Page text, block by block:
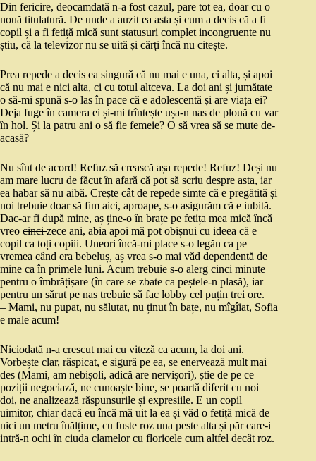
Din fericire, deocamdată n-a fost cazul, pare tot ea, doar cu o
nouă titulatură. De unde a auzit ea asta și cum a decis că a fi
copil și a fi fetiță mică sunt statusuri complet incongruente nu
știu, că la televizor nu se uită și cărți încă nu citește.
Prea repede a decis ea singură că nu mai e una, ci alta, și apoi
că nu mai e nici alta, ci cu totul altceva. La doi ani și jumătate
o să-mi spună s-o las în pace că e adolescentă și are viața ei?
Deja fuge în camera ei și-mi trîntește ușa-n nas de plouă cu var
în hol. Și la patru ani o să fie femeie? O să vrea să se mute de-
acasă?
Nu sînt de acord! Refuz să crească așa repede! Refuz! Deși nu
am mare lucru de făcut în afară că pot să scriu despre asta, iar
ea habar să nu aibă. Crește cât de repede simte că e pregătită și
noi trebuie doar să fim aici, aproape, s-o asigurăm că e iubită.
Dac-ar fi după mine, aș ține-o în brațe pe fetița mea mică încă
vreo cincizece ani, abia apoi mă pot obișnui cu ideea că e
copil ca toți copiii. Uneori încă-mi place s-o legăn ca pe
vremea când era bebeluș, aș vrea s-o mai văd dependentă de
mine ca în primele luni. Acum trebuie s-o alerg cinci minute
pentru o îmbrățișare (în care se zbate ca peștele-n plasă), iar
pentru un sărut pe nas trebuie să fac lobby cel puțin trei ore.
– Mami, nu pupat, nu sălutat, nu ținut în bațe, nu mîgîiat, Sofia
e male acum!
Niciodată n-a crescut mai cu viteză ca acum, la doi ani.
Vorbește clar, răspicat, e sigură pe ea, se enervează mult mai
des (Mami, am nebișoli, adică are nervișori), știe de pe ce
poziții negociază, ne cunoaște bine, se poartă diferit cu noi
doi, ne analizează răspunsurile și expresiile. E un copil
uimitor, chiar dacă eu încă mă uit la ea și văd o fetiță mică de
nici un metru înălțime, cu fuste roz una peste alta și păr care-i
intră-n ochi în ciuda clamelor cu floricele cum altfel decât roz.